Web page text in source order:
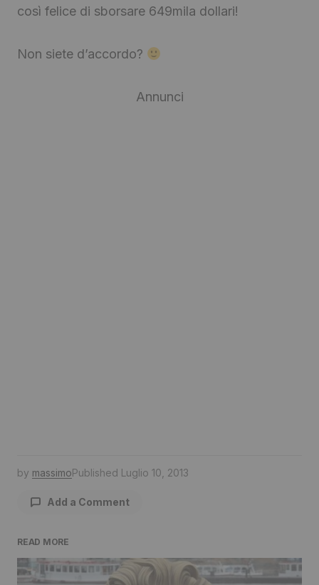
così felice di sborsare 649mila dollari!
Non siete d’accordo?
Annunci
by massimoPublished Luglio 10, 2013
Add a Comment
Il tuo indirizzo email non sarà pubblicato. I
campi obbligatori sono contrassegnati*
READ MORE